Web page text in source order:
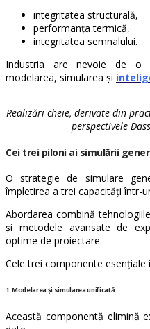
integritatea structurală,
performanța termică,
integritatea semnalului.
Industria are nevoie de o
modelarea, simularea și
Realizări cheie, derivate din
perspectivele
Cei trei piloni ai simulării
O strategie de simulare
împletirea a trei capacități într-
Abordarea combină
și metodele avansate de
optime de proiectare.
Cele trei componente esențiale
1. Modelarea și simularea unificată
Această componentă elimină